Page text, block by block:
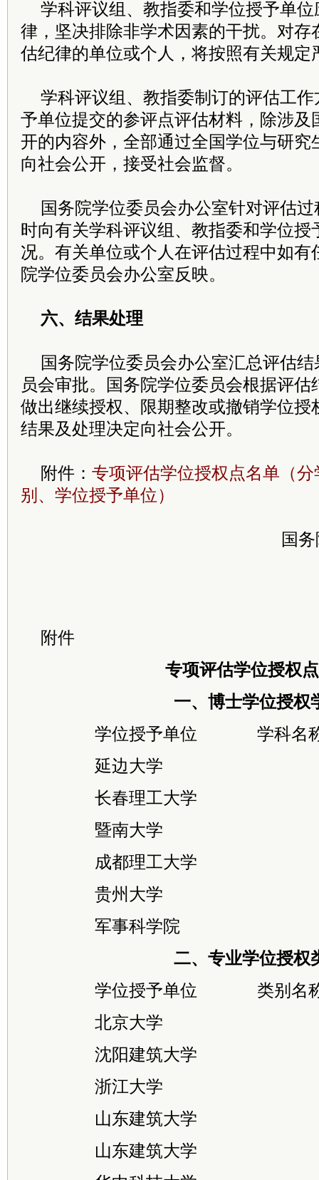
学科评议组、教指委和学位授予单
律，坚决排除非学术因素的干扰。对存
估纪律的单位或个人，将按照有关规定
学科评议组、教指委制订的评估工
予单位提交的参评点评估材料，除涉及
开的内容外，全部通过全国学位与研究
向社会公开，接受社会监督。
国务院学位委员会办公室针对评估
时向有关学科评议组、教指委和学位授
况。有关单位或个人在评估过程中如有
院学位委员会办公室反映。
六、结果处理
国务院学位委员会办公室汇总评估
员会审批。国务院学位委员会根据评估
做出继续授权、限期整改或撤销学位授
结果及处理决定向社会公开。
附件： 专项评估学位授权点名单（
别、学位授予单位）
国
附件
专项评估学位授权
一、博士学位授权
学位授予单位 学科名
延边大学 民
长春理工大学 计算
暨南大学 计算
成都理工大学 管
贵州大学 材料
军事科学院 军队
二、专业学位授权
学位授予单位 类别名
北京大学 国际
沈阳建筑大学 城
浙江大学 城市
山东建筑大学 建
山东建筑大学 城